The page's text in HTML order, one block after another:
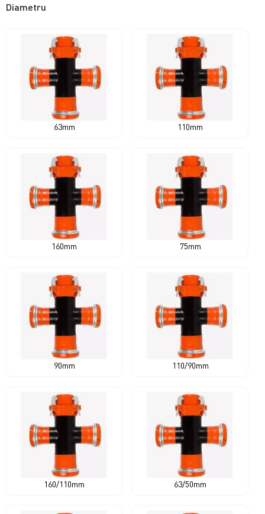
Diametru
63mm 110mm
160mm 75mm
90mm 110/90mm
160/110mm 63/50mm